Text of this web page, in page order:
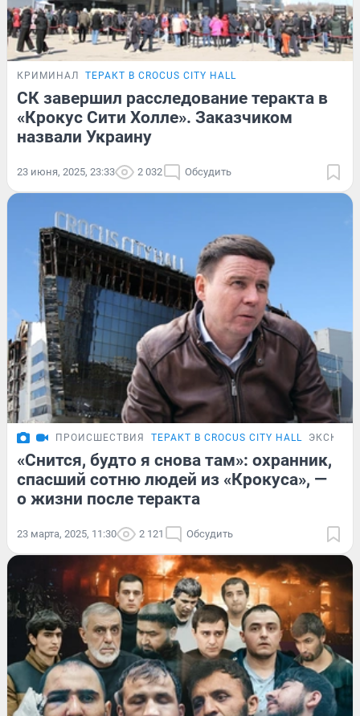
КРИМИНАЛ ТЕРАКТ В CROCUS CITY HALL
СК завершил расследование теракта в
«Крокус Сити Холле». Заказчиком
назвали Украину
23 июня, 2025, 23:33 2 032 Обсудить
ПРОИСШЕСТВИЯ ТЕРАКТ В CROCUS CITY HALL
«Снится, будто я снова там»: охранник,
спасший сотню людей из «Крокуса», —
о жизни после теракта
23 марта, 2025, 11:30 2 121 Обсудить